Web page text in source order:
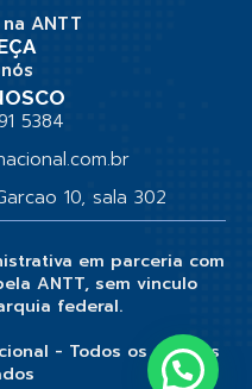
ANTT
5384
10, sala 302
em parceria com
ANTT, sem vinculo
federal.
- Todos os direitos